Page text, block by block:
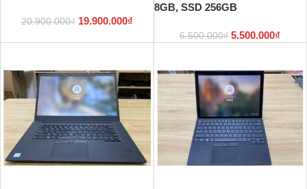
20.900.000₫ 19.900.000₫
8GB, SSD 256GB
6.500.000₫ 5.500.000₫